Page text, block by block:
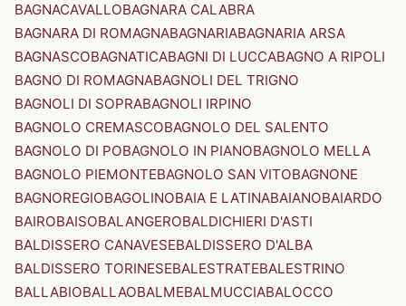
BAGNACAVALLOBAGNARA CALABRA
BAGNARA DI ROMAGNABAGNARIABAGNARIA ARSA
BAGNASCOBAGNATICABAGNI DI LUCCABAGNO A RIPOLI
BAGNO DI ROMAGNABAGNOLI DEL TRIGNO
BAGNOLI DI SOPRABAGNOLI IRPINO
BAGNOLO CREMASCOBAGNOLO DEL SALENTO
BAGNOLO DI POBAGNOLO IN PIANOBAGNOLO MELLA
BAGNOLO PIEMONTEBAGNOLO SAN VITOBAGNONE
BAGNOREGIOBAGOLINOBAIA E LATINABAIANOBAIARDO
BAIROBAISOBALANGEROBALDICHIERI D'ASTI
BALDISSERO CANAVESEBALDISSERO D'ALBA
BALDISSERO TORINESEBALESTRATEBALESTRINO
BALLABIOBALLAOBALMEBALMUCCIABALOCCO